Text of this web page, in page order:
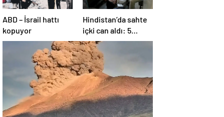
ABD – İsrail hattı
kopuyor
Hindistan’da sahte
içki can aldı: 5
köyde alarm verildi